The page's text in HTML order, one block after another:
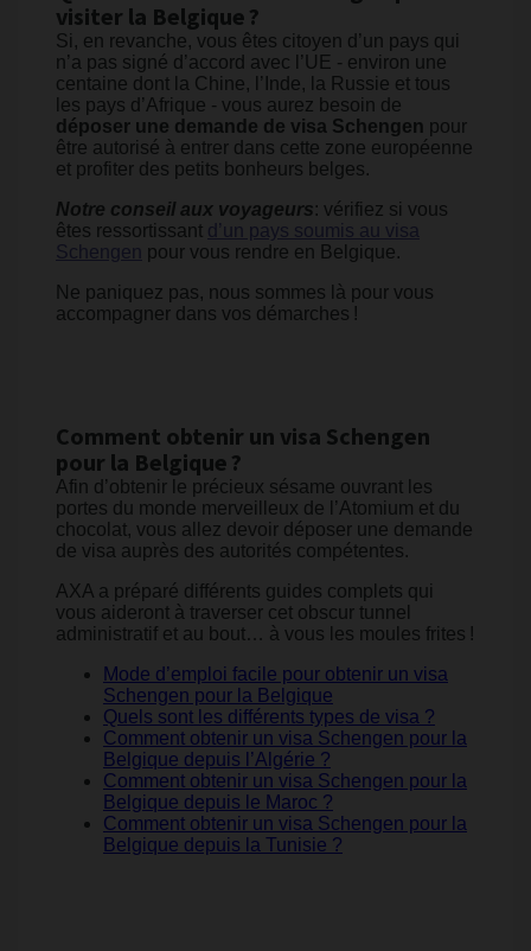
visiter la Belgique ?
Si, en revanche, vous êtes citoyen d’un pays qui
n’a pas signé d’accord avec l’UE - environ une
centaine dont la Chine, l’Inde, la Russie et tous
les pays d’Afrique - vous aurez besoin de
déposer une demande de visa Schengen pour
être autorisé à entrer dans cette zone européenne
et profiter des petits bonheurs belges.
Notre conseil aux voyageurs: vérifiez si vous
êtes ressortissant d’un pays soumis au visa
Schengen
pour vous rendre en Belgique.
Ne paniquez pas, nous sommes là pour vous
accompagner dans vos démarches !
Comment obtenir un visa Schengen
pour la Belgique ?
Afin d’obtenir le précieux sésame ouvrant les
portes du monde merveilleux de l’Atomium et du
chocolat, vous allez devoir déposer une demande
de visa auprès des autorités compétentes.
AXA a préparé différents guides complets qui
vous aideront à traverser cet obscur tunnel
administratif et au bout… à vous les moules frites !
Mode d’emploi facile pour obtenir un visa
Schengen pour la Belgique
Quels sont les différents types de visa ?
Comment obtenir un visa Schengen pour la
Belgique depuis l’Algérie ?
Comment obtenir un visa Schengen pour la
Belgique depuis le Maroc ?
Comment obtenir un visa Schengen pour la
Belgique depuis la Tunisie ?